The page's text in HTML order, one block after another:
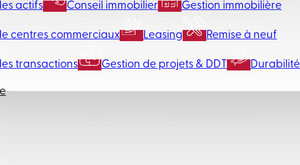
actifs Conseil immobilier Gestion immobilière
centres commerciaux Leasing Remise à neuf
transactions Gestion de projets & DDT
Durabilité